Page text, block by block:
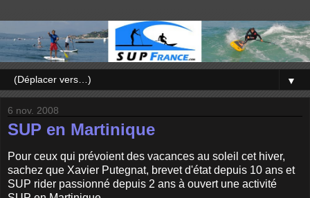
▼
6 nov. 2008
SUP en Martinique
Pour ceux qui prévoient des vacances au soleil cet hiver,
sachez que Xavier Putegnat, brevet d'état depuis 10 ans et
SUP rider passionné depuis 2 ans à ouvert une activité